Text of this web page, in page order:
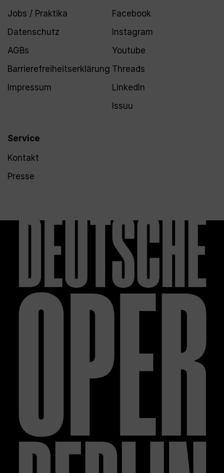
Jobs / Praktika
Datenschutz
AGBs
Barrierefreiheitserklärung
Impressum
Service
Kontakt
Presse
Facebook
Instagram
Youtube
Threads
LinkedIn
Issuu